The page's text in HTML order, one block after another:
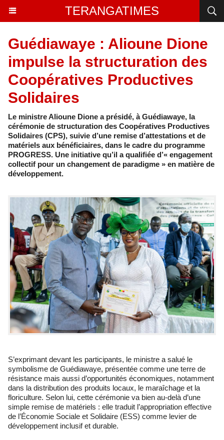
TERANGATIMES
Guédiawaye : Alioune Dione
impulse la structuration des
Coopératives Productives
Solidaires
Le ministre Alioune Dione a présidé, à Guédiawaye, la
cérémonie de structuration des Coopératives Productives
Solidaires (CPS), suivie d’une remise d’attestations et de
matériels aux bénéficiaires, dans le cadre du programme
PROGRESS. Une initiative qu’il a qualifiée d’« engagement
collectif pour un changement de paradigme » en matière de
développement.
S’exprimant devant les participants, le ministre a salué le
symbolisme de Guédiawaye, présentée comme une terre de
résistance mais aussi d’opportunités économiques, notamment
dans la distribution des produits locaux, le maraîchage et la
floriculture. Selon lui, cette cérémonie va bien au-delà d’une
simple remise de matériels : elle traduit l’appropriation effective
de l’Économie Sociale et Solidaire (ESS) comme levier de
développement inclusif et durable.